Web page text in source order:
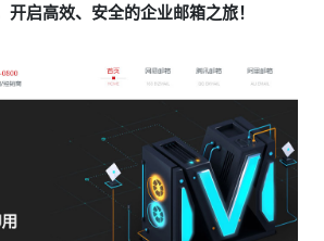
启高效、安全的企业邮箱之旅！